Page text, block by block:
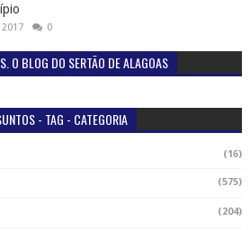
0
O BLOG DO SERTÃO DE ALAGOAS
- TAG - CATEGORIA
(16)
(575)
(204)